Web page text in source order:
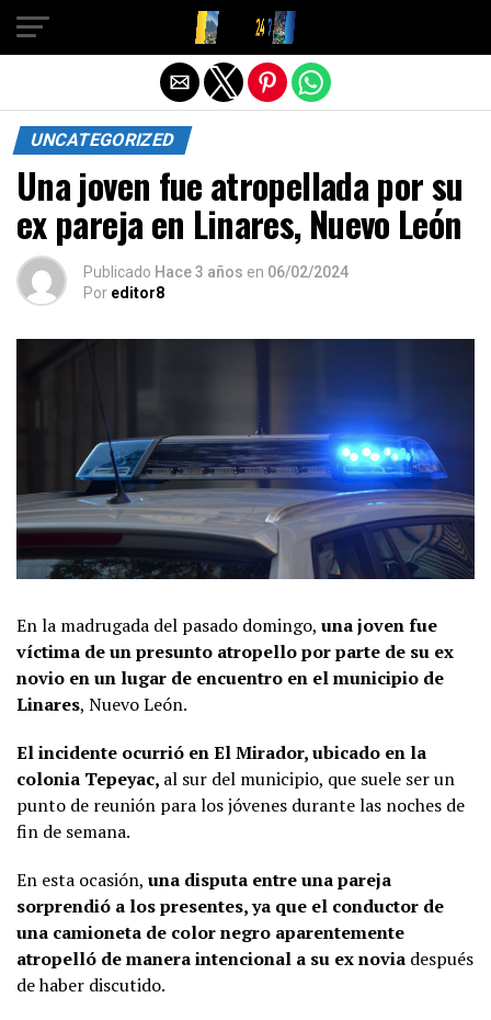
UNCATEGORIZED
Una joven fue atropellada por su
ex pareja en Linares, Nuevo León
Publicado Hace 3 años en 06/02/2024
Por editor8
En la madrugada del pasado domingo, una joven fue
víctima de un presunto atropello por parte de su ex
novio en un lugar de encuentro en el municipio de
Linares, Nuevo León.
El incidente ocurrió en El Mirador, ubicado en la
colonia Tepeyac, al sur del municipio, que suele ser un
punto de reunión para los jóvenes durante las noches de
fin de semana.
En esta ocasión, una disputa entre una pareja
sorprendió a los presentes, ya que el conductor de
una camioneta de color negro aparentemente
atropelló de manera intencional a su ex novia después
de haber discutido.
Salir de la versión móvil